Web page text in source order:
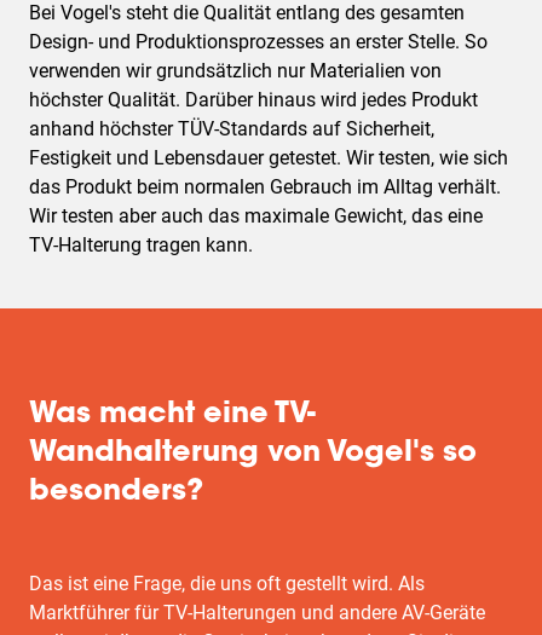
Bei Vogel's steht die Qualität entlang des gesamten
Design- und Produktionsprozesses an erster Stelle. So
verwenden wir grundsätzlich nur Materialien von
höchster Qualität. Darüber hinaus wird jedes Produkt
anhand höchster TÜV-Standards auf Sicherheit,
Festigkeit und Lebensdauer getestet. Wir testen, wie sich
das Produkt beim normalen Gebrauch im Alltag verhält.
Wir testen aber auch das maximale Gewicht, das eine
TV-Halterung tragen kann.
Was macht eine TV-
Wandhalterung von Vogel's so
besonders?
Das ist eine Frage, die uns oft gestellt wird. Als
Marktführer für TV-Halterungen und andere AV-Geräte